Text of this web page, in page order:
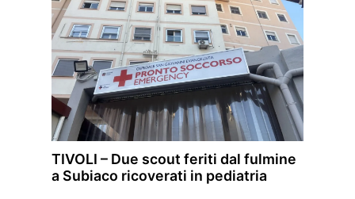
TIVOLI – Due scout feriti dal fulmine
a Subiaco ricoverati in pediatria